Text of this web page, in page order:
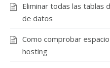
Eliminar todas las tablas
de datos
Como comprobar
hosting